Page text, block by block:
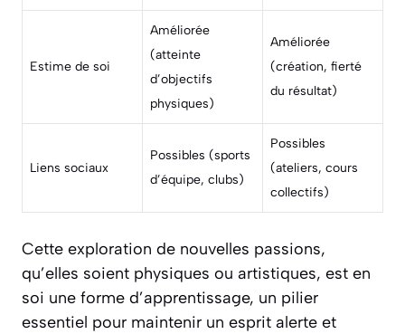
Estime de soi
Améliorée
(atteinte
d’objectifs
physiques)
Améliorée
(création, fierté
du résultat)
Liens sociaux
Possibles (sports
d’équipe, clubs)
Possibles
(ateliers, cours
collectifs)
Cette exploration de nouvelles passions,
qu’elles soient physiques ou artistiques, est en
soi une forme d’apprentissage, un pilier
essentiel pour maintenir un esprit alerte et